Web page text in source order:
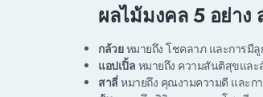
ผลไม้มงคล 5 อย่าง
กล้วยหมายถึง โชคลาภ และการมี
แอปเปิ้ล หมายถึง ความสันติสุขแล
สาลี่หมายถึง คุณงามความดี และกา